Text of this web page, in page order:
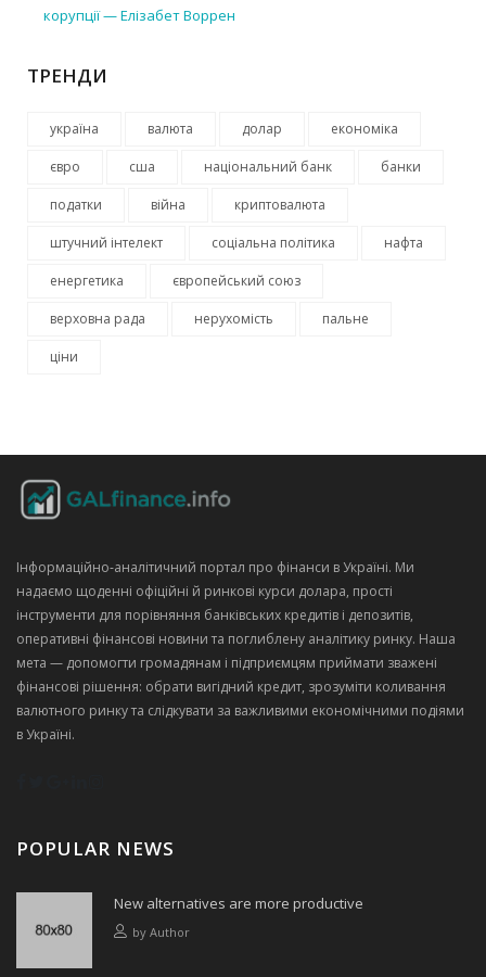
корупції — Елізабет Воррен
ТРЕНДИ
україна валюта долар економіка
євро сша національний банк банки
податки війна криптовалюта
штучний інтелект соціальна політика нафта
енергетика європейський союз
верховна рада нерухомість пальне
ціни
Інформаційно‑аналітичний портал про фінанси в Україні. Ми
надаємо щоденні офіційні й ринкові курси долара, прості
інструменти для порівняння банківських кредитів і депозитів,
оперативні фінансові новини та поглиблену аналітику ринку. Наша
мета — допомогти громадянам і підприємцям приймати зважені
фінансові рішення: обрати вигідний кредит, зрозуміти коливання
валютного ринку та слідкувати за важливими економічними подіями
в Україні.
POPULAR NEWS
New alternatives are more productive
by Author